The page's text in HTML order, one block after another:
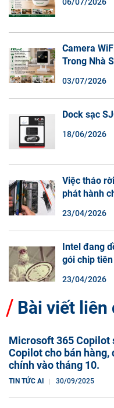
Camera
Trong Nhà
03/07/2026
Dock sạc
18/06/2026
Việc tháo
phát hành
23/04/2026
Intel đang
gói chip
23/04/2026
Bài viết liên
Microsoft 365 Copilot
Copilot cho bán hàng,
chính vào tháng 10.
TIN TỨC AI 30/09/2025